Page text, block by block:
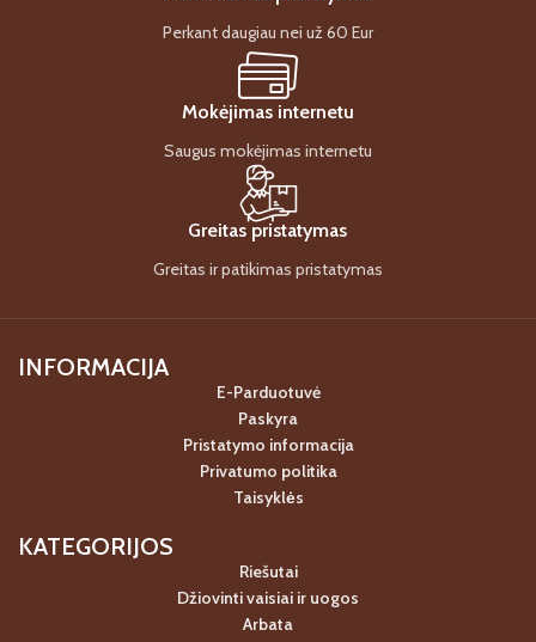
Perkant daugiau nei už 60 Eur
Mokėjimas internetu
Saugus mokėjimas internetu
Greitas pristatymas
Greitas ir patikimas pristatymas
INFORMACIJA
E-Parduotuvė
Paskyra
Pristatymo informacija
Privatumo politika
Taisyklės
KATEGORIJOS
Riešutai
Džiovinti vaisiai ir uogos
Arbata